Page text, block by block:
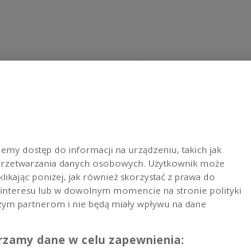
sobie wojsk rozpoczął
zamach podzielił Polskę, a
uwielbianym wodzem a
dostęp do informacji na urządzeniu, takich jak
danych osobowych. Użytkownik może
poniżej, jak również skorzystać z prawa do
lub w dowolnym momencie na stronie polityki
partnerom i nie będą miały wpływu na dane
dane w celu zapewnienia: